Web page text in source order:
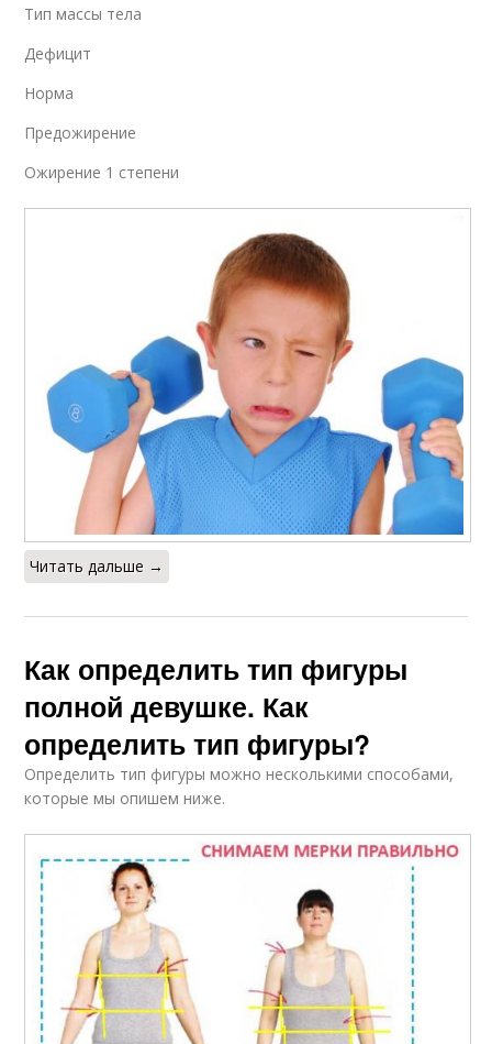
Тип массы тела
Дефицит
Норма
Предожирение
Ожирение 1 степени
Читать дальше →
Как определить тип фигуры
полной девушке. Как
определить тип фигуры?
Определить тип фигуры можно несколькими способами,
которые мы опишем ниже.